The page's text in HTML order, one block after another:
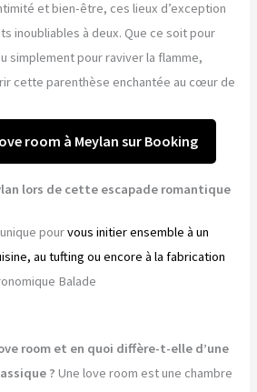
et bien-être, ces lieux d’exception
inoubliables à deux. Que ce soit pour
simplement pour raviver la flamme,
cette parenthèse enchantée au cœur de
room à Meylan sur Booking
lors de cette escapade romantique
pourvous initier ensemble à un
au tufting ou encore à la fabrication
Balade
room et en quoi diffère-t-elle d’une
? Une love room est une chambre